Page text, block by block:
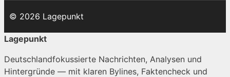
© 2026 Lagepunkt
Lagepunkt
Deutschlandfokussierte Nachrichten, Analysen und
Hintergründe — mit klaren Bylines, Faktencheck und